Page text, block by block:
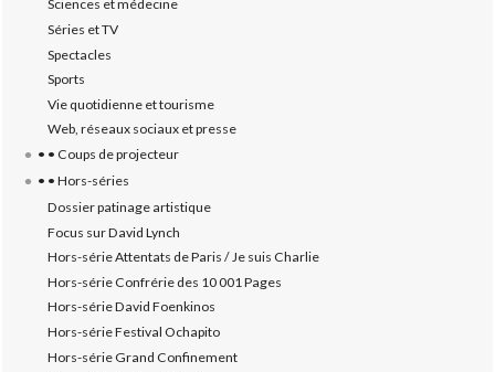
Sciences et médecine
Séries et TV
Spectacles
Sports
Vie quotidienne et tourisme
Web, réseaux sociaux et presse
• • Coups de projecteur
• • Hors-séries
Dossier patinage artistique
Focus sur David Lynch
Hors-série Attentats de Paris / Je suis Charlie
Hors-série Confrérie des 10 001 Pages
Hors-série David Foenkinos
Hors-série Festival Ochapito
Hors-série Grand Confinement